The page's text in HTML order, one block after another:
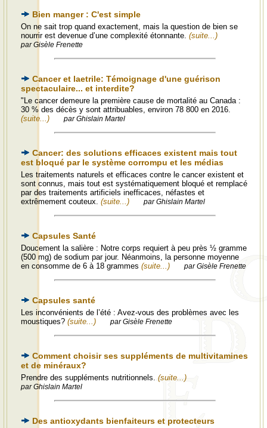
Bien manger : C'est simple
On ne sait trop quand exactement, mais la question de bien se
nourrir est devenue d’une complexité étonnante. (suite...)
par Gisèle Frenette
Cancer et laetrile: Témoignage d'une guérison
spectaculaire... et interdite?
"Le cancer demeure la première cause de mortalité au Canada :
30 % des décès y sont attribuables, environ 78 800 en 2016.
(suite...)
par Ghislain Martel
Cancer: des solutions efficaces existent mais tout
est bloqué par le système corrompu et les médias
Les traitements naturels et efficaces contre le cancer existent et
sont connus, mais tout est systématiquement bloqué et remplacé
par des traitements artificiels inefficaces, néfastes et
extrêmement couteux. (suite...) par Ghislain Martel
Capsules Santé
Doucement la salière : Notre corps requiert à peu près ½ gramme
(500 mg) de sodium par jour. Néanmoins, la personne moyenne
en consomme de 6 à 18 grammes (suite...) par Gisèle Frenette
Capsules santé
Les inconvénients de l’été : Avez-vous des problèmes avec les
moustiques? (suite...) par Gisèle Frenette
Comment choisir ses suppléments de multivitamines
et de minéraux?
Prendre des suppléments nutritionnels. (suite...)
par Ghislain Martel
Des antioxydants bienfaiteurs et protecteurs